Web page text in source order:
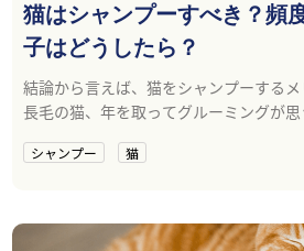
猫はシャンプーすべき？頻
子はどうしたら？
結論から言えば、猫をシャンプーする
長毛の猫、年を取ってグルーミングが
シャンプー 猫